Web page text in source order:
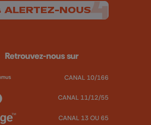
ALERTEZ-NOUS
Retrouvez-nous sur
CANAL 10/166
CANAL 11/12/55
CANAL 13 OU 65